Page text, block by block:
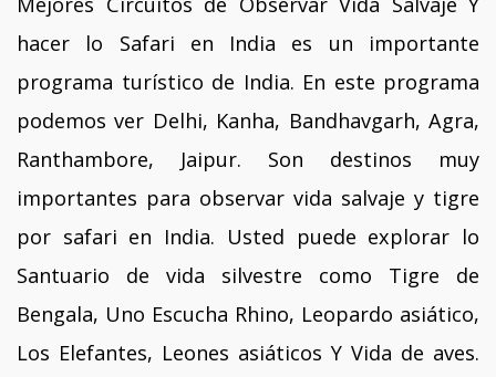
hacer lo Safari en India es un importante
programa turístico de India. En este programa
podemos ver Delhi, Kanha, Bandhavgarh, Agra,
Ranthambore, Jaipur. Son destinos muy
importantes para observar vida salvaje y tigre
por safari en India. Usted puede explorar lo
Santuario de vida silvestre como Tigre de
Bengala, Uno Escucha Rhino, Leopardo asiático,
Los Elefantes, Leones asiáticos Y Vida de aves.